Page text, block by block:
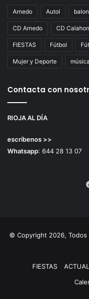
Arnedo Autol
CD Arnedo CD
FIESTAS Fútbol
Mujer y Deporte música
Contacta con
RIOJA AL DÍA
escríbenos >>
Whatsapp: 644 28 13 07
© Copyright 2026,
FIESTAS